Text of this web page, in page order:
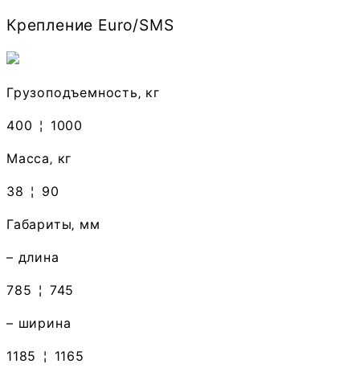
Крепление Euro/SMS
Грузоподъемность‚ кг
400 ¦ 1000
Масса‚ кг
38 ¦ 90
Габариты‚ мм
– длина
785 ¦ 745
– ширина
1185 ¦ 1165